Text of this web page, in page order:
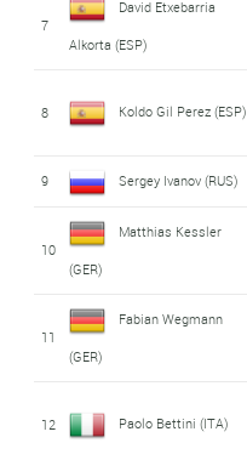
7
David Etxebarria
Alkorta (ESP)
8 Koldo Gil Perez (ESP)
9 Sergey Ivanov (RUS)
10
Matthias Kessler
(GER)
11
Fabian Wegmann
(GER)
12 Paolo Bettini (ITA)